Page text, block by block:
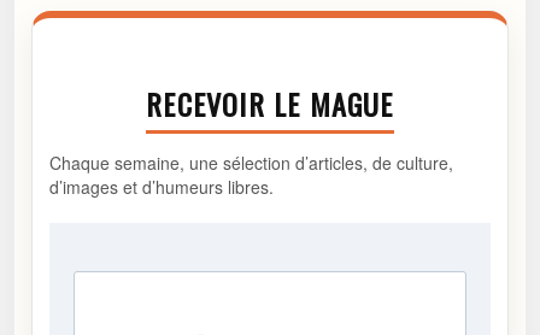
RECEVOIR LE MAGUE
Chaque semaine, une sélection d’articles, de culture,
d’images et d’humeurs libres.